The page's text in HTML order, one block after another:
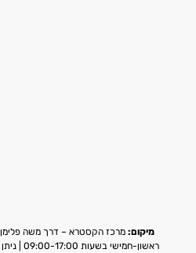
מיקום: מרכז הקסטרא – דרך משה פלימן 8, חיפה |
ראשון-חמישי בשעות 09:00-17:00 | ניתן ליצור קשר במספר